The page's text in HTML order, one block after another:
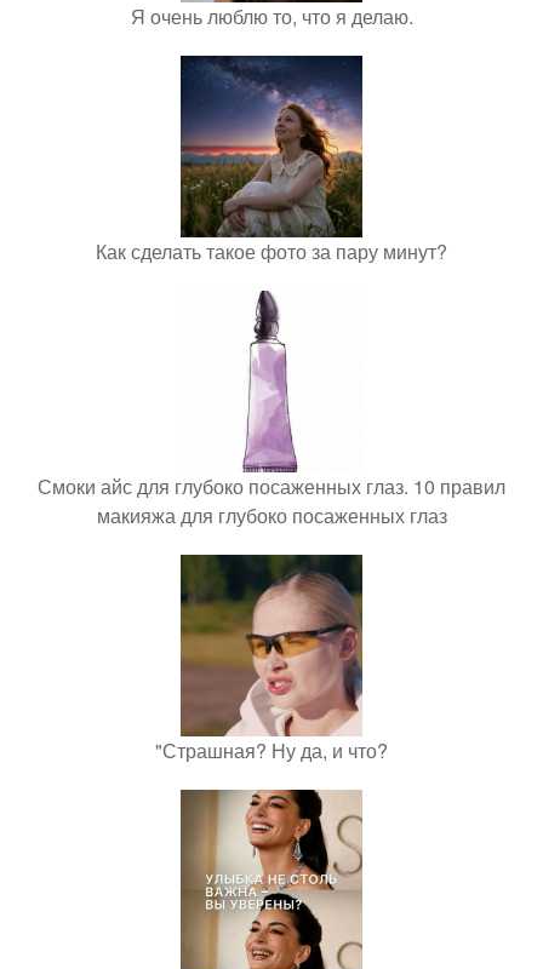
Я очень люблю то, что я делаю.
Как сделать такое фото за пару минут?
Смоки айс для глубоко посаженных глаз. 10 правил
макияжа для глубоко посаженных глаз
"Страшная? Ну да, и что?